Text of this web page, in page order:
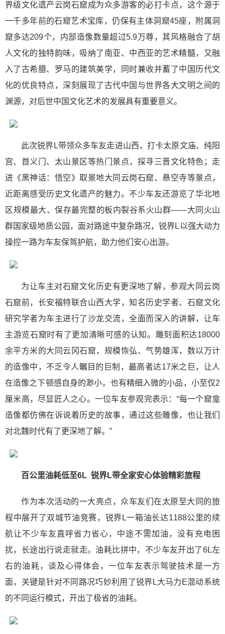
界级文化遗产云岗石窟成为众多游客的必打卡点，这个源于
一千多年前的石窟艺术宝库，仍保有主体洞窟45座，附属洞
窟多达209个，内部造像数量超过5.9万尊，其风格融合了胡
人文化的独特韵味，吸纳了南亚、中西亚的艺术精髓，又融
入了古希腊、罗马的建筑美学，同时兼收并蓄了中国历代文
化的优良特点，深刻展现了古代中国与世界各大文明之间的
渊源，对后世中国文化艺术的发展具有重要意义。
此次锐界L带领众多车友走进山西，打卡太原文庙、纯阳
宫、首义门、太山景区等热门景点，探寻三晋文化特色；走
进《黑神话：悟空》取景地大同云岗石窟、悬空寺等景点，
近距离感受历史文化遗产的魅力。不少车友还游览了华北地
区规模最大、保存最完整的板内裂谷系火山群——大同火山
群国家级地质公园，面对路途中复杂路况，锐界L以强大动力
操控一路为车友保驾护航，助力他们安心出游。
为让车主对石窟文化历史有更深地了解，参观大同云岗
石窟前，长安福特联合山西大学，知名历史学者、石窟文化
研究学者为车主进行了沙龙交流，全面而深入的讲解，让车
主游览石窟时有了更加清晰可感的认知。雕刻面积达18000
余平方米的大同云冈石窟，规模恢弘、气势雄浑，数以万计
的造像中，不乏令人瞩目的巨制，最高者达17米之巨，让人
在造像之下顿感自身的渺小，也有精细入微的小品，小至仅2
厘米高，尽显匠人之心。一位车友参观完表示：“每一个窟龛
造像都仿佛在诉说着历史的故事，通过这些雕像，也让我们
对北魏时代有了更深地了解。”
百公里油耗低至6L 锐界L带全家安心体验精彩旅程
作为本次活动的一大亮点，众车友们在太原至大同的旅
程中展开了双城节油竞赛，锐界L一箱油长达1188公里的续
航让不少车友直呼省力省心，中途不需加油，没有充电困
扰，长途出行说走就走。油耗比拼中，不少车友开出了6L左
右的油耗，谈及心得体会，一位车友表示驾驶技术是一方
面，关键是针对不同路况巧妙利用了锐界L大马力E混动系统
的不同运行模式，开出了极省的油耗。